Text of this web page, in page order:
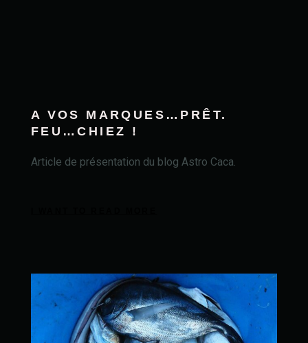
A VOS MARQUES…PRÊT.
FEU…CHIEZ !
Article de présentation du blog Astro Caca.